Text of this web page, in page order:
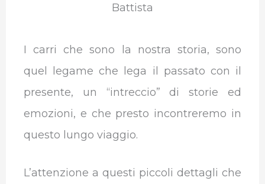
Battista
I carri che sono la nostra storia, sono
quel legame che lega il passato con il
presente, un “intreccio” di storie ed
emozioni, e che presto incontreremo in
questo lungo viaggio.
L’attenzione a questi piccoli dettagli che